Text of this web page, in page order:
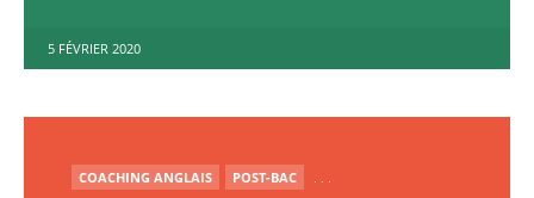
5 FÉVRIER 2020
PUBLIÉ
COACHING ANGLAIS POST-BAC . . .